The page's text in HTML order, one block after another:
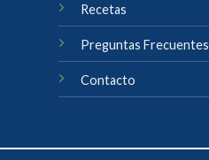
Recetas
Preguntas Frecuentes
Contacto